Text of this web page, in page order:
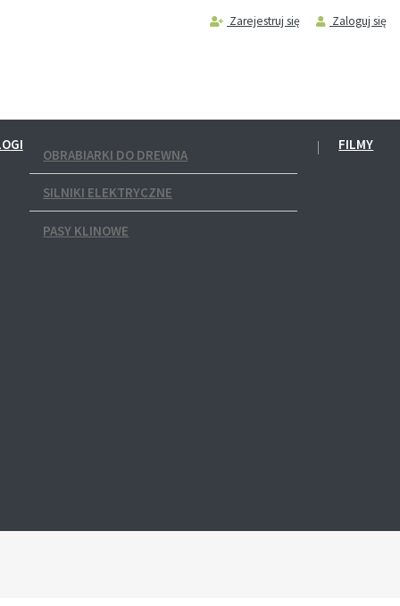
Zarejestruj się Zaloguj się
OBRABIARKI DO DREWNA
SILNIKI ELEKTRYCZNE
PASY KLINOWE
FILMY